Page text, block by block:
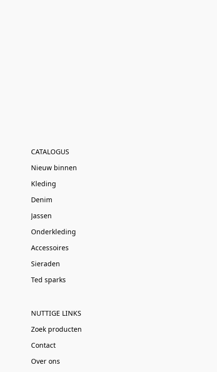
CATALOGUS
Nieuw binnen
Kleding
Denim
Jassen
Onderkleding
Accessoires
Sieraden
Ted sparks
NUTTIGE LINKS
Zoek producten
Contact
Over ons